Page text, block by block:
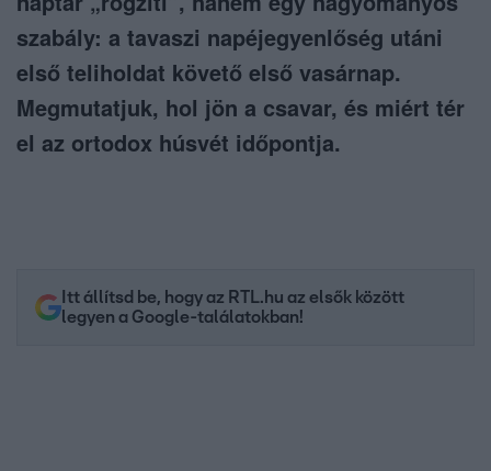
szabály: a tavaszi napéjegyenlőség utáni
első teliholdat követő első vasárnap.
Megmutatjuk, hol jön a csavar, és miért tér
el az ortodox húsvét időpontja.
Itt állítsd be, hogy az RTL.hu az elsők között
legyen a Google-találatokban!